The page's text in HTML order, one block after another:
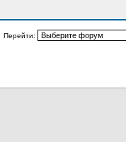
Перейти: